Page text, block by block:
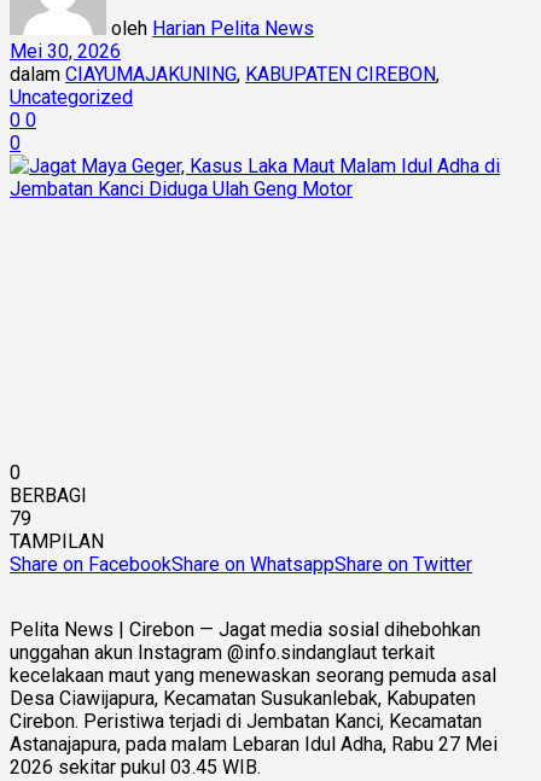
oleh Harian Pelita News
Mei 30, 2026
dalam CIAYUMAJAKUNING, KABUPATEN CIREBON,
Uncategorized
0 0
0
0
BERBAGI
79
TAMPILAN
Share on FacebookShare on WhatsappShare on Twitter
Pelita News | Cirebon — Jagat media sosial dihebohkan
unggahan akun Instagram @info.sindanglaut terkait
kecelakaan maut yang menewaskan seorang pemuda asal
Desa Ciawijapura, Kecamatan Susukanlebak, Kabupaten
Cirebon. Peristiwa terjadi di Jembatan Kanci, Kecamatan
Astanajapura, pada malam Lebaran Idul Adha, Rabu 27 Mei
2026 sekitar pukul 03.45 WIB.